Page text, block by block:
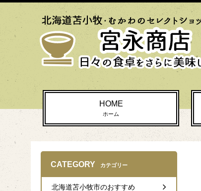
HOME
ホーム
CATEGORY カテゴリー
北海道苫小牧市のおすすめ